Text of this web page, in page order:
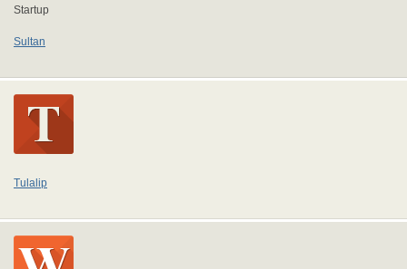
Startup
Sultan
Tulalip